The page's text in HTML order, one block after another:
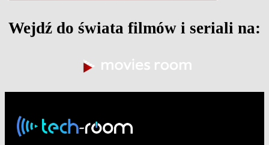
Wejdź do świata filmów i seriali na: